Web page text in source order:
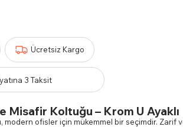
3 Taksit
Ücretsiz Kargo
Misafir Koltuğu – Krom U Ayaklı
ofisler için mükemmel bir seçimdir. Zarif